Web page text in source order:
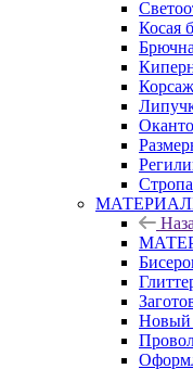
Косая
Корсаж
Новый